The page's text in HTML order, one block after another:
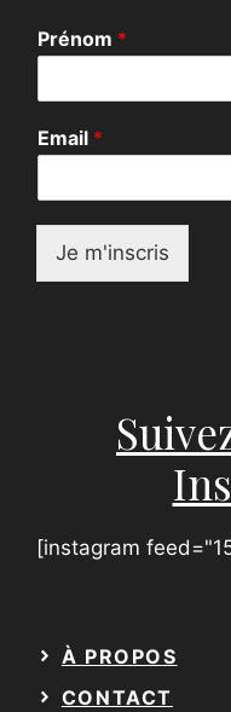
P
r
n
m
*
Prénom *
Email *
Je m'inscris
[instagram
À PROPOS
CONTACT